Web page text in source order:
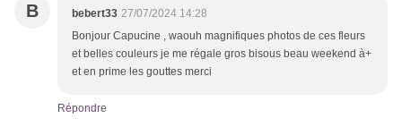
B bebert33 27/07/2024 14:28
Bonjour Capucine , waouh magnifiques photos de ces fleurs
et belles couleurs je me régale gros bisous beau weekend à+
et en prime les gouttes merci
Répondre